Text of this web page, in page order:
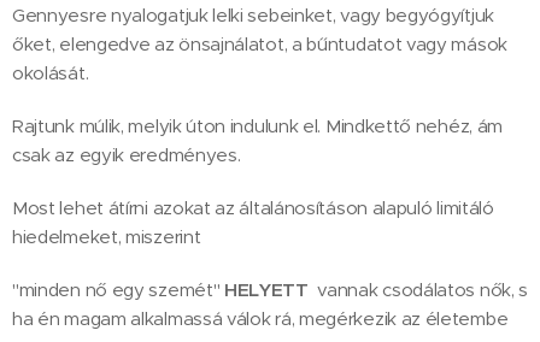
Gennyesre nyalogatjuk lelki sebeinket, vagy begyógyítjuk
őket, elengedve az önsajnálatot, a bűntudatot vagy mások
okolását.
Rajtunk múlik, melyik úton indulunk el. Mindkettő nehéz, ám
csak az egyik eredményes.
Most lehet átírni azokat az általánosításon alapuló limitáló
hiedelmeket, miszerint
"minden nő egy szemét" HELYETT vannak csodálatos nők, s
ha én magam alkalmassá válok rá, megérkezik az életembe